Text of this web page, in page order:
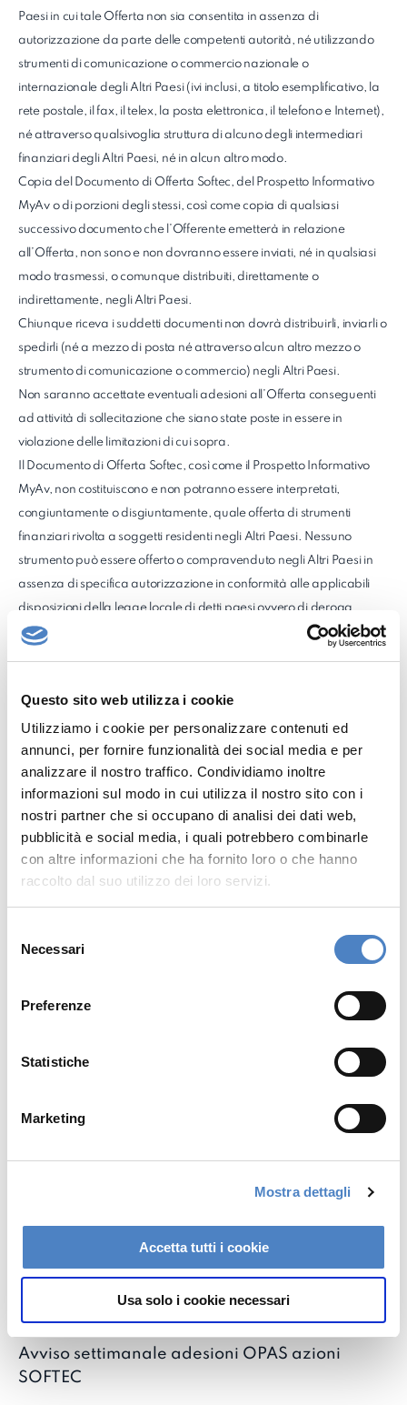
Questo sito web utilizza i cookie
Utilizziamo i cookie per personalizzare contenuti ed
annunci, per fornire funzionalità dei social media e per
analizzare il nostro traffico. Condividiamo inoltre
informazioni sul modo in cui utilizza il nostro sito con i
nostri partner che si occupano di analisi dei dati web,
pubblicità e social media, i quali potrebbero combinarle
con altre informazioni che ha fornito loro o che hanno
raccolto dal suo utilizzo dei loro servizi.
Necessari
Preferenze
Statistiche
Marketing
Mostra dettagli
Accetta tutti i cookie
Usa solo i cookie necessari
Paesi in cui tale Offerta non sia consentita in assenza di
autorizzazione da parte delle competenti autorità, né utilizzando
strumenti di comunicazione o commercio nazionale o
internazionale degli Altri Paesi (ivi inclusi, a titolo esemplificativo, la
rete postale, il fax, il telex, la posta elettronica, il telefono e Internet),
né attraverso qualsivoglia struttura di alcuno degli intermediari
finanziari degli Altri Paesi, né in alcun altro modo.
Copia del Documento di Offerta Softec, del Prospetto Informativo
MyAv o di porzioni degli stessi, così come copia di qualsiasi
successivo documento che l’Offerente emetterà in relazione
all’Offerta, non sono e non dovranno essere inviati, né in qualsiasi
modo trasmessi, o comunque distribuiti, direttamente o
indirettamente, negli Altri Paesi.
Chiunque riceva i suddetti documenti non dovrà distribuirli, inviarli o
spedirli (né a mezzo di posta né attraverso alcun altro mezzo o
strumento di comunicazione o commercio) negli Altri Paesi.
Non saranno accettate eventuali adesioni all’Offerta conseguenti
ad attività di sollecitazione che siano state poste in essere in
violazione delle limitazioni di cui sopra.
Il Documento di Offerta Softec, così come il Prospetto Informativo
MyAv, non costituiscono e non potranno essere interpretati,
congiuntamente o disgiuntamente, quale offerta di strumenti
finanziari rivolta a soggetti residenti negli Altri Paesi. Nessuno
strumento può essere offerto o compravenduto negli Altri Paesi in
assenza di specifica autorizzazione in conformità alle applicabili
disposizioni della legge locale di detti paesi ovvero di deroga
rispetto alle medesime disposizioni.
previsti da disposizioni di legge o regolamentari.
È esclusiva responsabilità dei soggetti che intendono aderire
all’Offerta conformarsi a tali norme e, pertanto, prima di aderire
all’Offerta, tali soggetti saranno tenuti a verificarne l’esistenza e
l’applicabilità, rivolgendosi ai propri consulenti.
Per accedere alla presente sezione del sito web, al Documento di
Offerta Softec, al Prospetto Informativo MyAv e ad ogni altra
informazione contenuta nelle seguenti pagine, dichiaro sotto la
in Canada o negli Altri Paesi e di non essere una “U.S. Person”
come definita nella Regulation S dello United States Securities
Avviso settimanale adesioni OPAS azioni
SOFTEC